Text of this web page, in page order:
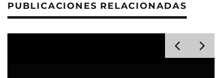
PUBLICACIONES RELACIONADAS